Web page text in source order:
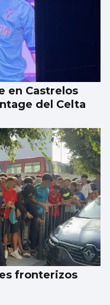
en Castrelos
del Celta
fronterizos